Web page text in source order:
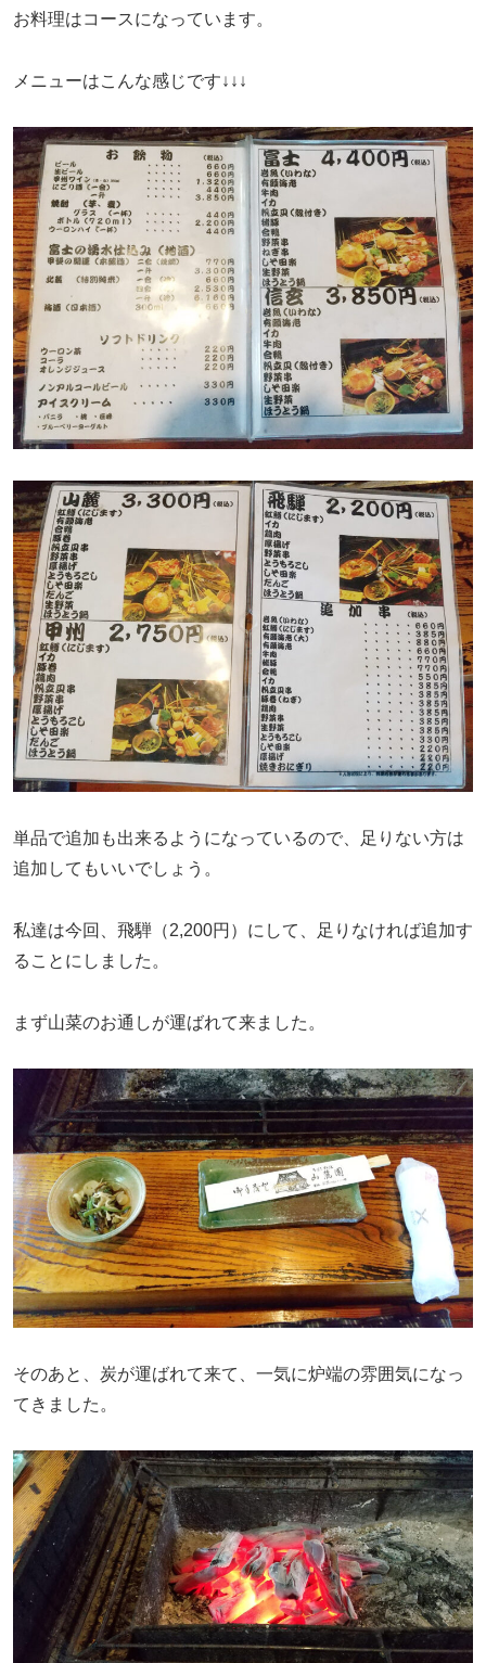
お料理はコースになっています。
メニューはこんな感じです↓↓↓
単品で追加も出来るようになっているので、足りない方は
追加してもいいでしょう。
私達は今回、飛騨（2,200円）にして、足りなければ追加す
ることにしました。
まず山菜のお通しが運ばれて来ました。
そのあと、炭が運ばれて来て、一気に炉端の雰囲気になっ
てきました。